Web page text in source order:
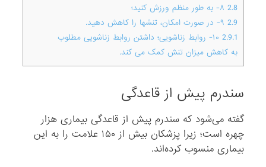
2.8
2.9
2.9.1
۱۰- روابط زناشویی؛ داشتن روابط زناشویی مطلوب
به کاهش میزان تنش کمک می کند.
سندرم پیش از قاعدگی
گفته می‌شود که سندرم پیش از قاعدگی بیماری هزار
چهره است؛ زیرا پزشکان بیش از ۱۵۰ علامت را به این
بیماری منسوب کرده‌اند.